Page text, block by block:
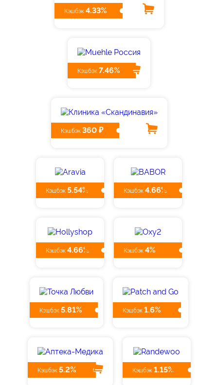
Кэшбэк 4.33%
Кэшбэк 7.46%
Кэшбэк 360 ₽
Кэшбэк 5.54% Кэшбэк 4.66%
Кэшбэк 4.66% Кэшбэк 4%
Кэшбэк 5.81% Кэшбэк 1.6%
Кэшбэк 5.2% Кэшбэк 1.15%